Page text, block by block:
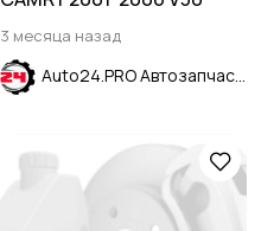
3 месяца назад
Auto24.PRO Автозапчасти